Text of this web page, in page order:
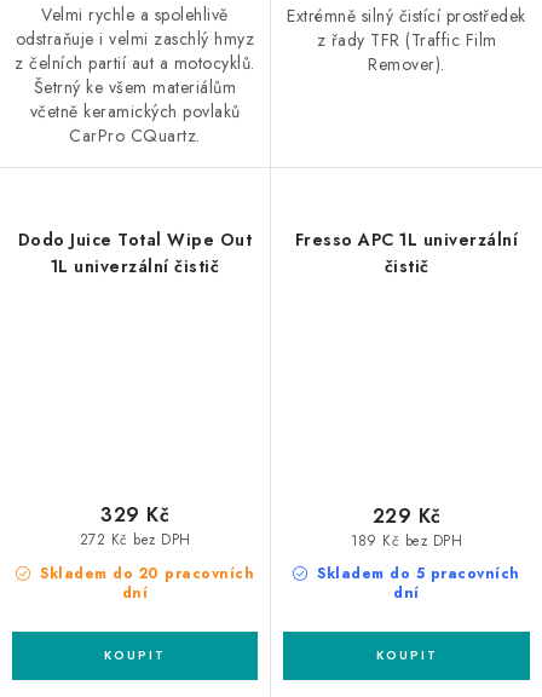
Velmi rychle a spolehlivě
odstraňuje i velmi zaschlý hmyz
z čelních partií aut a motocyklů.
Šetrný ke všem materiálům
včetně keramických povlaků
CarPro CQuartz.
Extrémně silný čistící prostředek
z řady TFR (Traffic Film
Remover).
Dodo Juice Total Wipe Out
1L univerzální čistič
Skladem do 20 pracovních
dní
272 Kč bez DPH
329 Kč
Fresso APC 1L univerzální
čistič
Skladem do 5 pracovních
dní
189 Kč bez DPH
229 Kč